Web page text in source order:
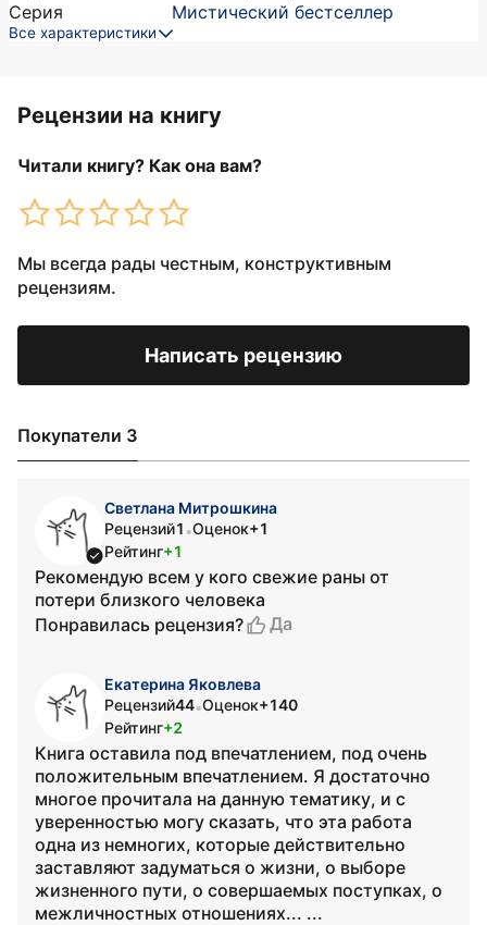
Серия
Мистический бестселлер
Все характеристики
Рецензии на книгу
Читали книгу? Как она вам?
Мы всегда рады честным, конструктивным
рецензиям.
Написать рецензию
Покупатели 3
Светлана Митрошкина
Рецензий1 •Оценок+1
Рейтинг+1
Рекомендую всем у кого свежие раны от
потери близкого человека
Понравилась рецензия?
Да
Екатерина Яковлева
Рецензий44•Оценок+140
Рейтинг+2
Книга оставила под впечатлением, под очень
положительным впечатлением. Я достаточно
многое прочитала на данную тематику, и с
уверенностью могу сказать, что эта работа
одна из немногих, которые действительно
заставляют задуматься о жизни, о выборе
жизненного пути, о совершаемых поступках, о
межличностных отношениях... ...